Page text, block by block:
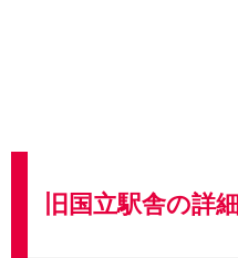
旧国立駅舎の詳細